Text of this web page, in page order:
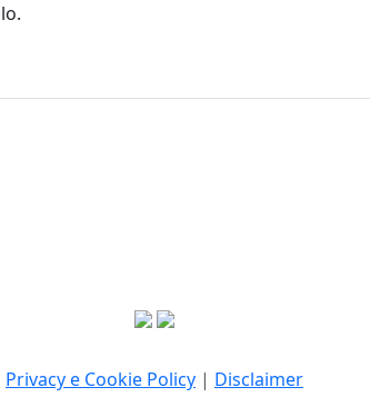
Privacy e Cookie Policy | Disclaimer